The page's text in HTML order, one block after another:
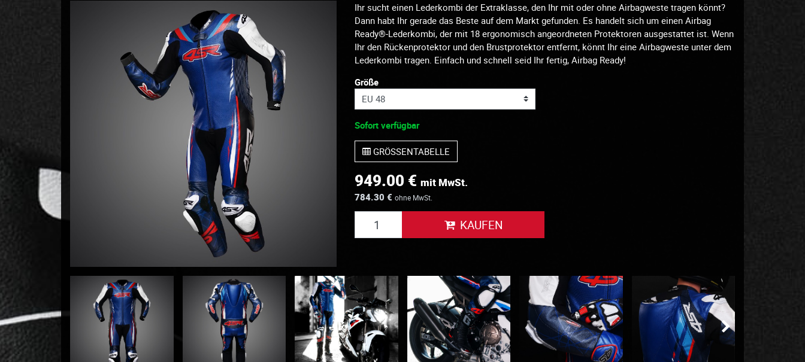
Ihr sucht einen Lederkombi der Extraklasse, den Ihr mit oder ohne Airbagweste tragen könnt?
Dann habt Ihr gerade das Beste auf dem Markt gefunden. Es handelt sich um einen Airbag
Ready®-Lederkombi, der mit 18 ergonomisch angeordneten Protektoren ausgestattet ist. Wenn
Ihr den Rückenprotektor und den Brustprotektor entfernt, könnt Ihr eine Airbagweste unter dem
Lederkombi tragen. Einfach und schnell seid Ihr fertig, Airbag Ready!
Größe
Sofort verfügbar
GRÖSSENTABELLE
949.00 € mit MwSt.
784.30 € ohne MwSt.
KAUFEN